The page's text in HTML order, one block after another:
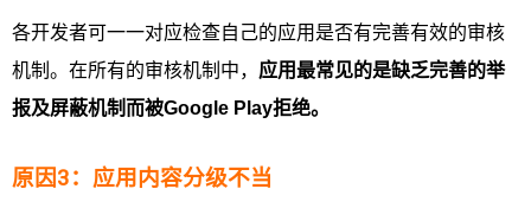
各开发者可一一对应检查自己的应用是否有完善有效的审核
机制。在所有的审核机制中， 应用最常见的是缺乏完善的举
报及屏蔽机制而被Google Play拒绝。
原因3：应用内容分级不当